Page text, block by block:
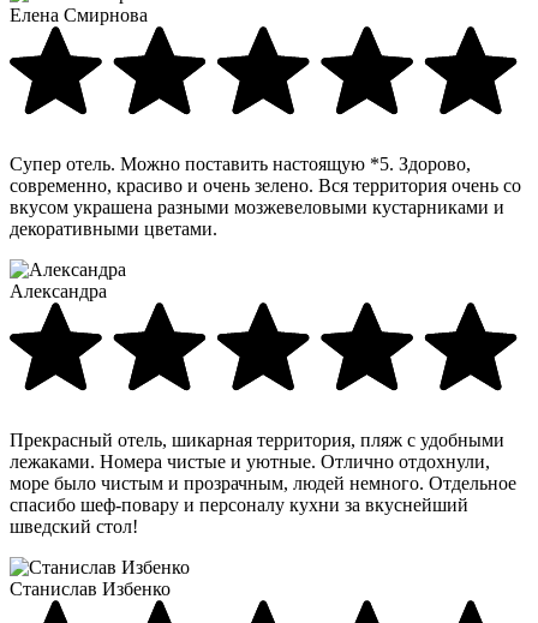
Елена Смирнова
Супер отель. Можно поставить настоящую *5. Здорово,
современно, красиво и очень зелено. Вся территория очень со
вкусом украшена разными мозжевеловыми кустарниками и
декоративными цветами.
Александра
Прекрасный отель, шикарная территория, пляж с удобными
лежаками. Номера чистые и уютные. Отлично отдохнули,
море было чистым и прозрачным, людей немного. Отдельное
спасибо шеф-повару и персоналу кухни за вкуснейший
шведский стол!
Станислав Избенко